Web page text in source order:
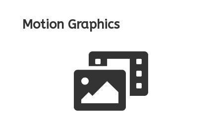
Motion Graphics
